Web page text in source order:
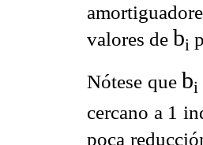
valores de bi
Nótese que bi
cercano a 1
poca